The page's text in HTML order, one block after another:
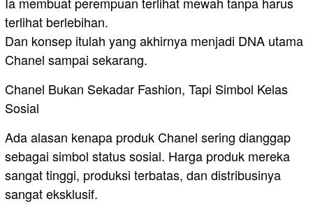
terlihat berlebihan.
Dan konsep itulah yang akhirnya menjadi DNA utama
Chanel sampai sekarang.
Chanel Bukan Sekadar Fashion, Tapi Simbol Kelas
Sosial
Ada alasan kenapa produk Chanel sering dianggap
sebagai simbol status sosial. Harga produk mereka
sangat tinggi, produksi terbatas, dan distribusinya
sangat eksklusif.